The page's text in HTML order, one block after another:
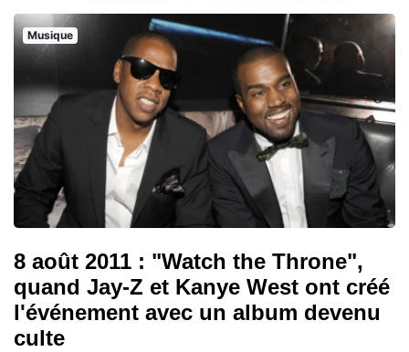
Musique
8 août 2011 : "Watch the Throne",
quand Jay-Z et Kanye West ont créé
l'événement avec un album devenu
culte